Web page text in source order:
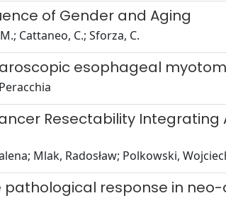
of Gender and Aging
Cattaneo, C.; Sforza, C.
esophageal
Resectability
Mlak, Radosław; Polkowski,
pathological response in